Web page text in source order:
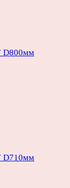
D800мм
D710мм